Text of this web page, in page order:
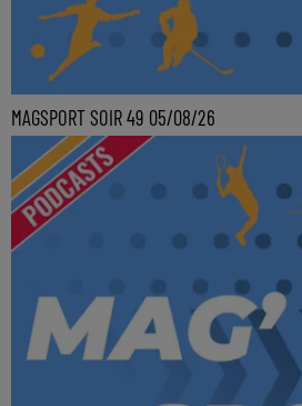
MAGSPORT SOIR 49 05/08/26